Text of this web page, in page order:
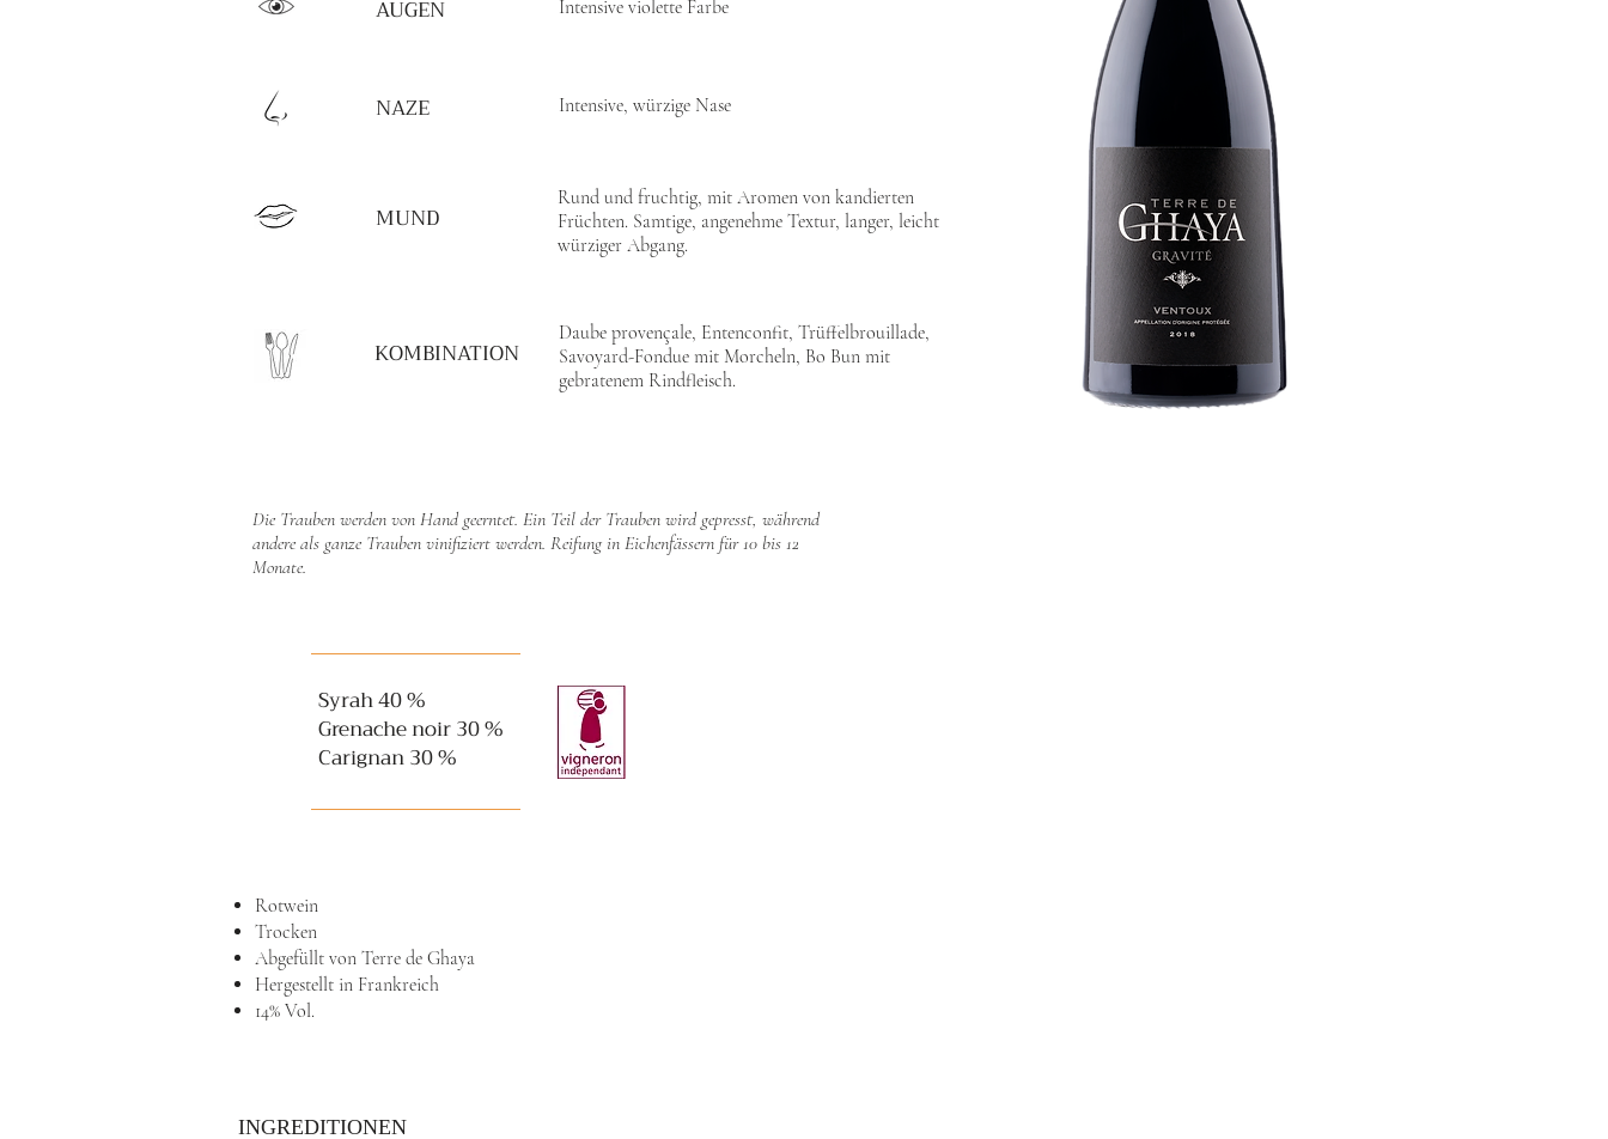
Intensive violette Farbe
Intensive, würzige Nase
Rund und fruchtig, mit Aromen von kandierten
Früchten. Samtige, angenehme Textur, langer, leicht
würziger Abgang.
Daube provençale, Entenconfit, Trüffelbrouillade,
Savoyard-Fondue mit Morcheln, Bo Bun mit
gebratenem Rindfleisch.
Die Trauben werden von Hand geerntet. Ein Teil der Trauben wird gepresst, während
andere als ganze Trauben vinifiziert werden. Reifung in Eichenfässern für 10 bis 12
Monate.
AUGEN
NAZE
MUND
KOMBINATION
Syrah 40 %
Grenache noir 30 %
Carignan 30 %
Rotwein
Trocken
Abgefüllt von Terre de Ghaya
Hergestellt in Frankreich
14% Vol.
INGREDITIONEN